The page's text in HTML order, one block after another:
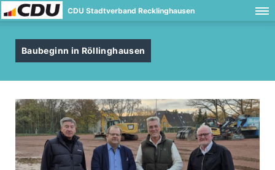
CDU Stadtverband Recklinghausen
Baubeginn in Röllinghausen